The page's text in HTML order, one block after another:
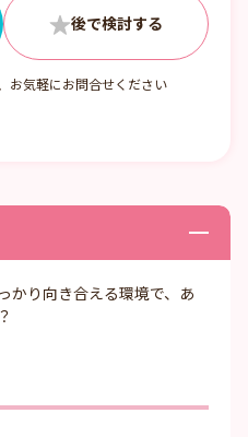
お気軽にお問合せください
かり向き合える環境で、あ